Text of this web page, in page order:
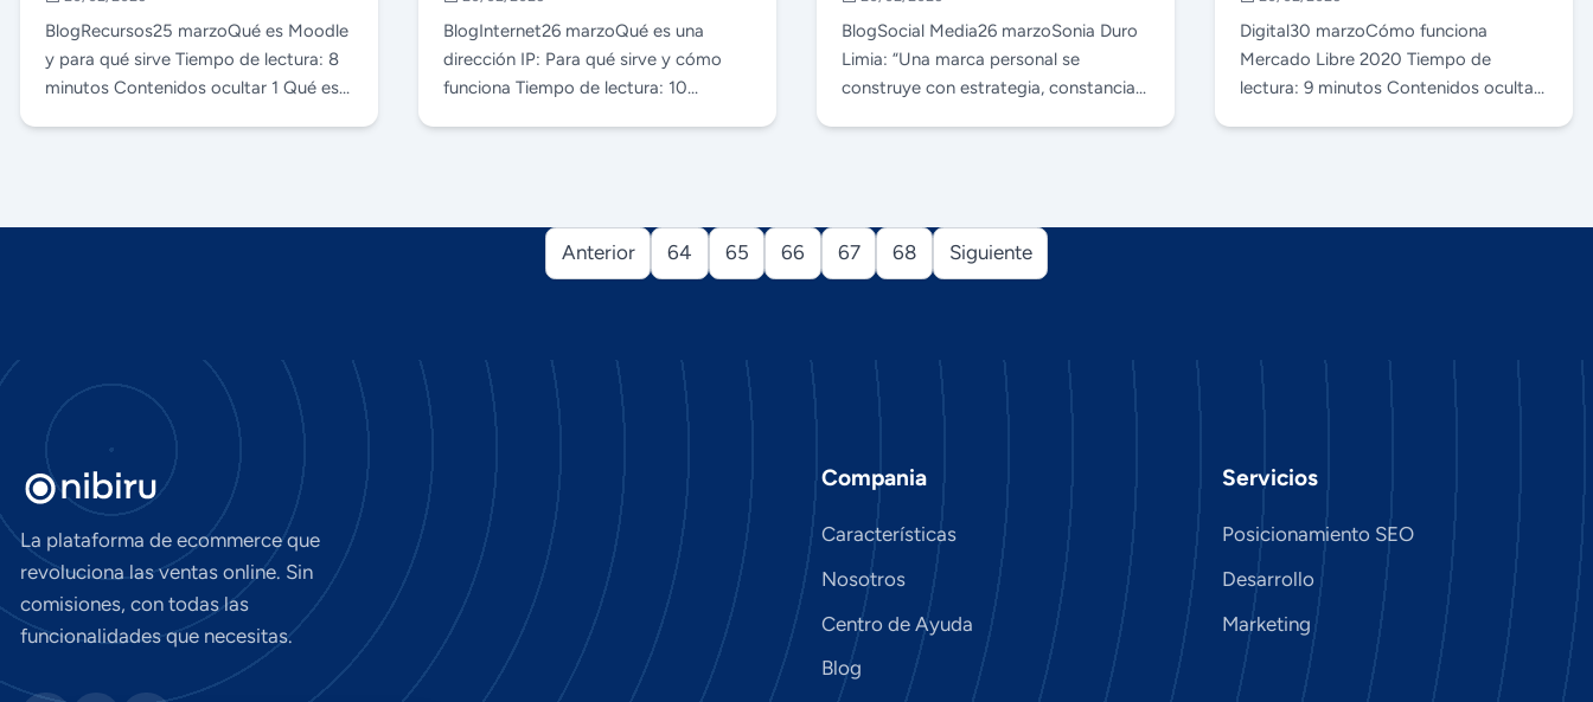
BlogRecursos25 marzoQué es Moodle
y para qué sirve Tiempo de lectura: 8
minutos Contenidos ocultar 1 Qué es
BlogInternet26 marzoQué es una
dirección IP: Para qué sirve y cómo
funciona Tiempo de lectura: 10
trabajo"
BlogSocial Media26 marzoSonia Duro
Limia: “Una marca personal se
construye con estrategia, constancia
Digital30 marzoCómo funciona
Mercado Libre 2020 Tiempo de
lectura: 9 minutos Contenidos ocultar
Anterior 64 65 66 67 68 Siguiente
La plataforma de ecommerce que
revoluciona las ventas online. Sin
comisiones, con todas las
funcionalidades que necesitas.
Compania
Características
Nosotros
Centro de Ayuda
Blog
Servicios
Posicionamiento SEO
Desarrollo
Marketing